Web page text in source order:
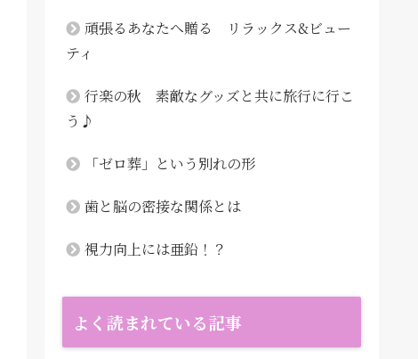
頑張るあなたへ贈る リラックス&ビュー
ティ
行楽の秋 素敵なグッズと共に旅行に行こ
う♪
「ゼロ葬」という別れの形
歯と脳の密接な関係とは
視力向上には亜鉛！？
よく読まれている記事